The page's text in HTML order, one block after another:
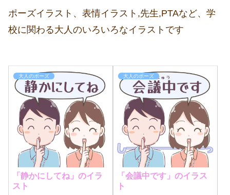
ポーズイラスト、表情イラスト,先生,PTAなど、学
校に関わる大人のいろいろなイラストです
大人のポーズ
「静かにしてね」のイラ
スト
大人のポーズ
「会議中です」のイラス
ト